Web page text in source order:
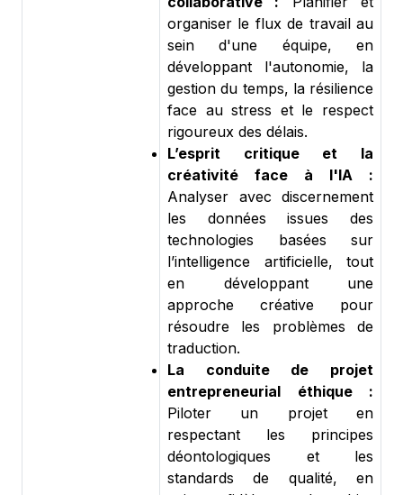
organiser le flux de travail au
sein d'une équipe, en
développant l'autonomie, la
gestion du temps, la résilience
face au stress et le respect
rigoureux des délais.
L’esprit critique et la
créativité face à l'IA :
Analyser avec discernement
les données issues des
technologies basées sur
l’intelligence artificielle, tout
en développant une
approche créative pour
résoudre les problèmes de
traduction.
La conduite de projet
entrepreneurial éthique :
Piloter un projet en
respectant les principes
déontologiques et les
standards de qualité, en